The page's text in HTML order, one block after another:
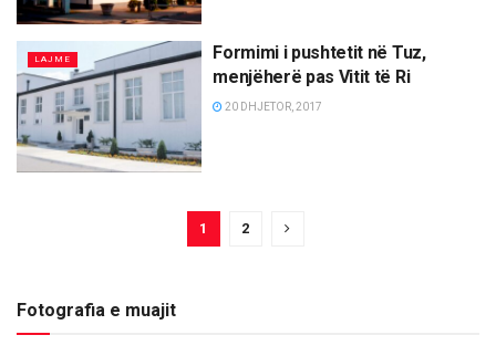
LAJME
Formimi i pushtetit në Tuz,
menjëherë pas Vitit të Ri
20 DHJETOR, 2017
1 2
Fotografia e muajit